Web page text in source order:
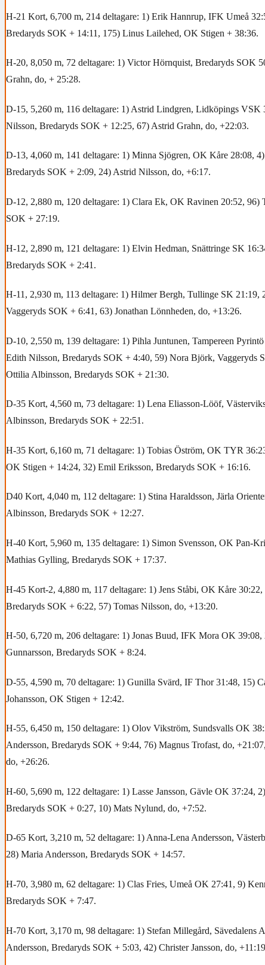
H-21 Kort, 6,700 m, 214 deltagare: 1) Erik Hannrup, IFK Umeå
Bredaryds SOK + 14:11, 175) Linus Lailehed, OK Stigen + 38:36.
H-20, 8,050 m, 72 deltagare: 1) Victor Hörnquist, Bredaryds SOK
Grahn, do, + 25:28.
D-15, 5,260 m, 116 deltagare: 1) Astrid Lindgren, Lidköpings VSK
Nilsson, Bredaryds SOK + 12:25, 67) Astrid Grahn, do, +22:03.
D-13, 4,060 m, 141 deltagare: 1) Minna Sjögren, OK Kåre 28:08,
Bredaryds SOK + 2:09, 24) Astrid Nilsson, do, +6:17.
D-12, 2,880 m, 120 deltagare: 1) Clara Ek, OK Ravinen 20:52, 96)
SOK + 27:19.
H-12, 2,890 m, 121 deltagare: 1) Elvin Hedman, Snättringe SK
Bredaryds SOK + 2:41.
H-11, 2,930 m, 113 deltagare: 1) Hilmer Bergh, Tullinge SK 21:19,
Vaggeryds SOK + 6:41, 63) Jonathan Lönnheden, do, +13:26.
D-10, 2,550 m, 139 deltagare: 1) Pihla Juntunen, Tampereen
Edith Nilsson, Bredaryds SOK + 4:40, 59) Nora Björk, Vaggeryds
Ottilia Albinsson, Bredaryds SOK + 21:30.
D-35 Kort, 4,560 m, 73 deltagare: 1) Lena Eliasson-Lööf,
Albinsson, Bredaryds SOK + 22:51.
H-35 Kort, 6,160 m, 71 deltagare: 1) Tobias Öström, OK TYR
OK Stigen + 14:24, 32) Emil Eriksson, Bredaryds SOK + 16:16.
D40 Kort, 4,040 m, 112 deltagare: 1) Stina Haraldsson, Järla
Albinsson, Bredaryds SOK + 12:27.
H-40 Kort, 5,960 m, 135 deltagare: 1) Simon Svensson, OK Pan-
Mathias Gylling, Bredaryds SOK + 17:37.
H-45 Kort-2, 4,880 m, 117 deltagare: 1) Jens Ståbi, OK Kåre 30:22,
Bredaryds SOK + 6:22, 57) Tomas Nilsson, do, +13:20.
H-50, 6,720 m, 206 deltagare: 1) Jonas Buud, IFK Mora OK 39:08,
Gunnarsson, Bredaryds SOK + 8:24.
D-55, 4,590 m, 70 deltagare: 1) Gunilla Svärd, IF Thor 31:48, 15)
Johansson, OK Stigen + 12:42.
H-55, 6,450 m, 150 deltagare: 1) Olov Vikström, Sundsvalls OK
Andersson, Bredaryds SOK + 9:44, 76) Magnus Trofast, do,
do, +26:26.
H-60, 5,690 m, 122 deltagare: 1) Lasse Jansson, Gävle OK 37:24,
Bredaryds SOK + 0:27, 10) Mats Nylund, do, +7:52.
D-65 Kort, 3,210 m, 52 deltagare: 1) Anna-Lena Andersson,
28) Maria Andersson, Bredaryds SOK + 14:57.
H-70, 3,980 m, 62 deltagare: 1) Clas Fries, Umeå OK 27:41, 9)
Bredaryds SOK + 7:47.
H-70 Kort, 3,170 m, 98 deltagare: 1) Stefan Millegård, Sävedalens
Andersson, Bredaryds SOK + 5:03, 42) Christer Jansson, do,